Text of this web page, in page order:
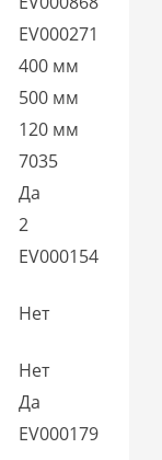
EV000271
400 мм
500 мм
120 мм
7035
Да
2
EV000154
Нет
Нет
Да
EV000179